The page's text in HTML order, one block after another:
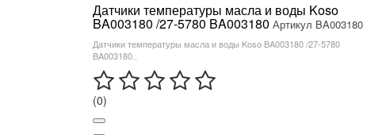
Датчики температуры масла и воды Koso
BA003180 /27-5780 BA003180 Артикул BA003180
Датчики температуры масла и воды Koso BA003180 /27-5780
BA003180..
(0)